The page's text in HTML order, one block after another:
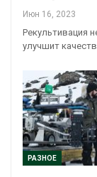
Июн 16, 2023
Рекультивация
улучшит
РАЗНОЕ